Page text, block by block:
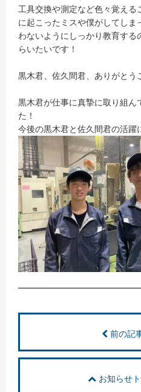
工具交換や測定など色々覚え
に起こったミスや僕がしてしま
わないようにしっかり教育する
らいたいです！
黒木君、佐久間君、ありがとう
黒木君が仕事に真摯に取り組ん
た！
今後の黒木君と佐久間君の活躍
前の記
お知らせ